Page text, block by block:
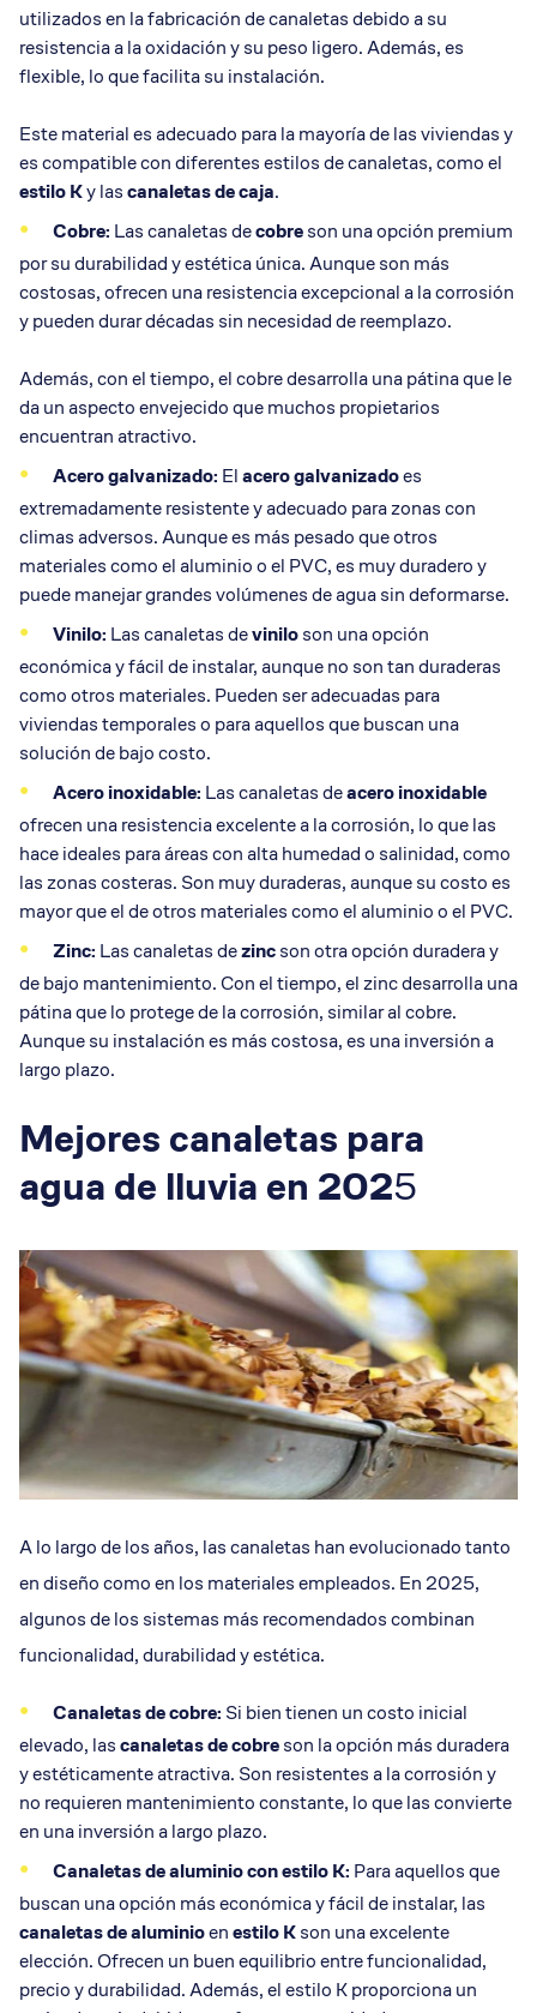
utilizados en la fabricación de canaletas debido a su
resistencia a la oxidación y su peso ligero. Además, es
flexible, lo que facilita su instalación.
Este material es adecuado para la mayoría de las viviendas y
es compatible con diferentes estilos de canaletas, como el
estilo Ky lascanaletas de caja.
Cobre: Las canaletas decobreson una opción premium
por su durabilidad y estética única. Aunque son más
costosas, ofrecen una resistencia excepcional a la corrosión
y pueden durar décadas sin necesidad de reemplazo.
Además, con el tiempo, el cobre desarrolla una pátina que le
da un aspecto envejecido que muchos propietarios
encuentran atractivo.
Acero galvanizado: Elacero galvanizadoes
extremadamente resistente y adecuado para zonas con
climas adversos. Aunque es más pesado que otros
materiales como el aluminio o el PVC, es muy duradero y
puede manejar grandes volúmenes de agua sin deformarse.
Vinilo: Las canaletas deviniloson una opción
económica y fácil de instalar, aunque no son tan duraderas
como otros materiales. Pueden ser adecuadas para
viviendas temporales o para aquellos que buscan una
solución de bajo costo.
Acero inoxidable: Las canaletas deacero inoxidable
ofrecen una resistencia excelente a la corrosión, lo que las
hace ideales para áreas con alta humedad o salinidad, como
las zonas costeras. Son muy duraderas, aunque su costo es
mayor que el de otros materiales como el aluminio o el PVC.
Zinc: Las canaletas dezincson otra opción duradera y
de bajo mantenimiento. Con el tiempo, el zinc desarrolla una
pátina que lo protege de la corrosión, similar al cobre.
Aunque su instalación es más costosa, es una inversión a
largo plazo.
Mejores canaletas para
agua de lluvia en 2025
A lo largo de los años, las canaletas han evolucionado tanto
en diseño como en los materiales empleados. En 2025,
algunos de los sistemas más recomendados combinan
funcionalidad, durabilidad y estética.
Canaletas de cobre: Si bien tienen un costo inicial
elevado, lascanaletas de cobreson la opción más duradera
y estéticamente atractiva. Son resistentes a la corrosión y
no requieren mantenimiento constante, lo que las convierte
en una inversión a largo plazo.
Canaletas de aluminio con estilo K: Para aquellos que
buscan una opción más económica y fácil de instalar, las
canaletas de aluminioenestilo Kson una excelente
elección. Ofrecen un buen equilibrio entre funcionalidad,
precio y durabilidad. Además, el estilo K proporciona un